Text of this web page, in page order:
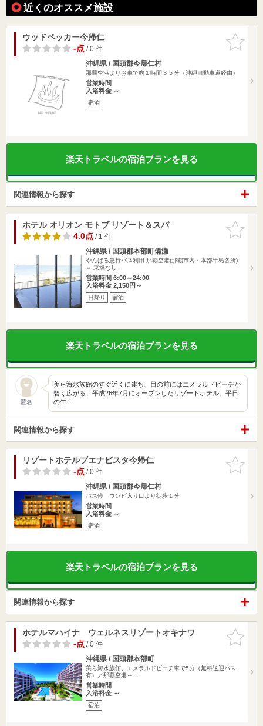
近くのオススメ施設
お気に入
りに追加
ウッドペッカー今帰仁
-点/ 0 件
沖縄県 / 国頭郡今帰仁村
那覇空港よりお車で約１時間３５分（沖縄自動車道経由）
営業時間
入浴料金 ～
宿泊
楽天トラベルの宿泊プランを見る
関連情報から探す
お気に入
りに追加
ホテル オリオン モトブ リゾート＆スパ
4.0点/ 1 件
沖縄県 / 国頭郡本部町備瀬
やんばる急行バス利用 那覇空港(那覇市内・本部半島各所)
⇔ 乗換なし…
営業時間 6:00～24:00
入浴料金 2,150円～
日帰り 宿泊
楽天トラベルの宿泊プランを見る
匿名
美ら海水族館のすぐ近くに建ち、目の前にはエメラルドビーチが
碧く広がる、平成26年7月にオープンしたリゾートホテル。平日
の午…
関連情報から探す
お気に入
りに追加
リゾートホテルブエナビスタ今帰仁
-点/ 0 件
沖縄県 / 国頭郡今帰仁村
バス停 ウンビ入り口より徒歩１分
営業時間
入浴料金 ～
宿泊
楽天トラベルの宿泊プランを見る
関連情報から探す
お気に入
りに追加
ホテルマハイナ ウェルネスリゾートオキナワ
-点/ 0 件
沖縄県 / 国頭郡本部町
美ら海水族館、エメラルドビーチ車で5分（無料送迎バス
有）／那覇空港～…
営業時間
入浴料金 ～
宿泊